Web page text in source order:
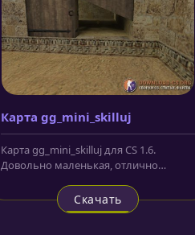
Карта gg_mini_skilluj
Карта gg_mini_skilluj для CS 1.6.
Довольно маленькая, отлично
Скачать